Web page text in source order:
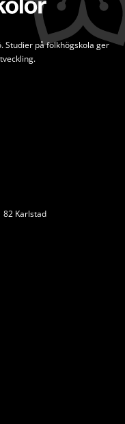
Studier på folkhögskola ger
82 Karlstad